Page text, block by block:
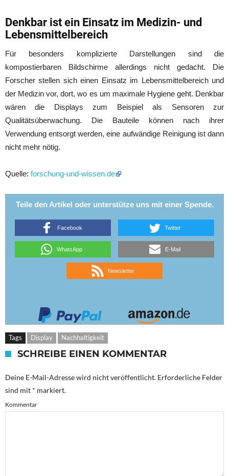
Denkbar ist ein Einsatz im Medizin- und
Lebensmittelbereich
Für besonders komplizierte Darstellungen sind die
kompostierbaren Bildschirme allerdings nicht gedacht. Die
Forscher stellen sich einen Einsatz im Lebensmittelbereich und
der Medizin vor, dort, wo es um maximale Hygiene geht. Denkbar
wären die Displays zum Beispiel als Sensoren zur
Qualitätsüberwachung. Die Bauteile können nach ihrer
Verwendung entsorgt werden, eine aufwändige Reinigung ist dann
nicht mehr nötig.
Quelle: forschung-und-wissen.de
Teile den Artikel oder unterstütze uns mit einer Spende.
Facebook Twitter
WhatsApp E-Mail
Newsletter
Tags Display Nachhaltigkeit
SCHREIBE EINEN KOMMENTAR
Deine E-Mail-Adresse wird nicht veröffentlicht. Erforderliche Felder
sind mit * markiert.
Kommentar